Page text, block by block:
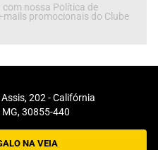
com nossa Política de
mails promocionais do Clube
202 - Califórnia
30855-440
NA VEIA